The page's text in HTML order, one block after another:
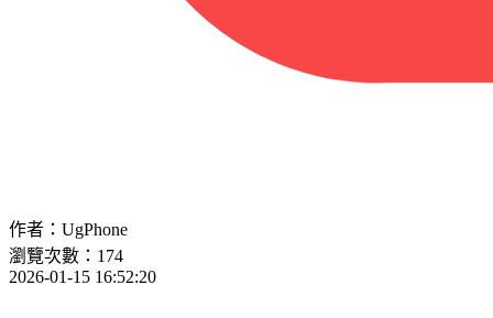
作者：UgPhone
瀏覽次數：174
2026-01-15 16:52:20